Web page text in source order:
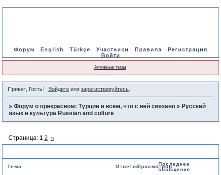
Форум English Türkçe Участники Правила
Регистрация
Войти
Активные темы
Привет, Гость! Войдитеили зарегистрируйтесь.
» Форум о прекрасном: Турции и всем, что с ней связано » Русский
язык и культура Russian and culture
Страница: 1 2 »
Тема ОтветовПросмотровПоследнее
сообщение